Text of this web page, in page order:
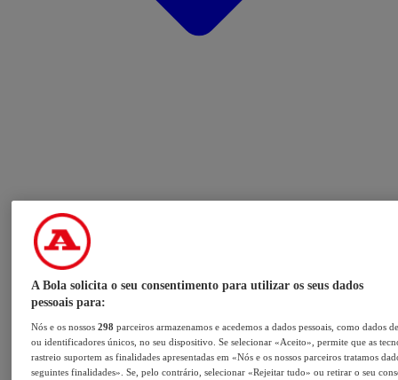
A Bola solicita o seu consentimento para utilizar os seus dados
pessoais para:
Nós e os nossos298 parceiros armazenamos e acedemos a dados pessoais, como dados
ou identificadores únicos, no seu dispositivo. Se selecionar «Aceito», permite que as
rastreio suportem as finalidades apresentadas em «Nós e os nossos parceiros tratamos
seguintes finalidades». Se, pelo contrário, selecionar «Rejeitar tudo» ou retirar o seu